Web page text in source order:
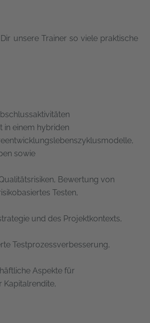
unsere Trainer so viele praktische
in einem hybriden
sowie
Bewertung von
Testen,
und des Projektkontexts,
Testprozessverbesserung,
Aspekte für